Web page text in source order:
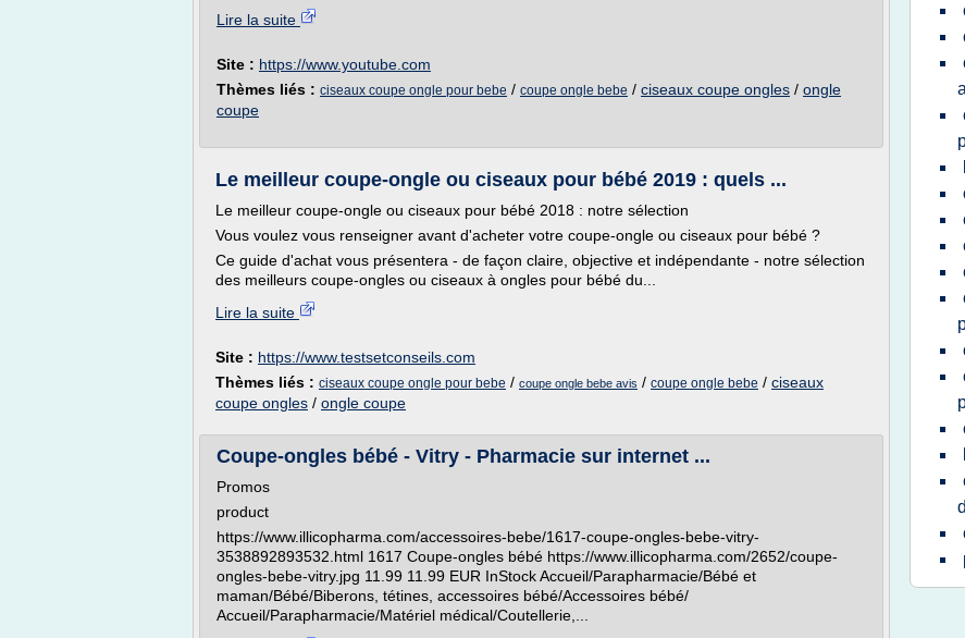
Lire la suite
Site : https://www.youtube.com
Thèmes liés : ciseaux coupe ongle pour bebe / coupe ongle bebe / ciseaux coupe ongles / ongle
coupe
Le meilleur coupe-ongle ou ciseaux pour bébé 2019 : quels ...
Le meilleur coupe-ongle ou ciseaux pour bébé 2018 : notre sélection
Vous voulez vous renseigner avant d'acheter votre coupe-ongle ou ciseaux pour bébé ?
Ce guide d'achat vous présentera - de façon claire, objective et indépendante - notre sélection
des meilleurs coupe-ongles ou ciseaux à ongles pour bébé du...
Lire la suite
Site : https://www.testsetconseils.com
Thèmes liés : ciseaux coupe ongle pour bebe / coupe ongle bebe avis / coupe ongle bebe / ciseaux
coupe ongles / ongle coupe
Coupe-ongles bébé - Vitry - Pharmacie sur internet ...
Promos
product
https://www.illicopharma.com/accessoires-bebe/1617-coupe-ongles-bebe-vitry-
3538892893532.html 1617 Coupe-ongles bébé https://www.illicopharma.com/2652/coupe-
ongles-bebe-vitry.jpg 11.99 11.99 EUR InStock Accueil/Parapharmacie/Bébé et
maman/Bébé/Biberons, tétines, accessoires bébé/Accessoires bébé/
Accueil/Parapharmacie/Matériel médical/Coutellerie,...